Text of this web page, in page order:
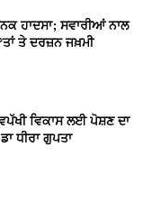
ਹਾਦਸਾ; ਸਵਾਰੀਆਂ ਨਾਲ
ਤੇ ਦਰਜ਼ਨ ਜਖ਼ਮੀ
ਵਿਕਾਸ ਲਈ ਪੋਸ਼ਣ ਦਾ
ਧੀਰਾ ਗੁਪਤਾ